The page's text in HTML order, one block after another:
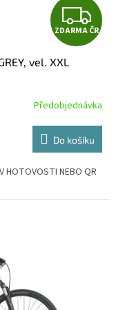
Z
D
R
M
A
ZDARMA ČR
vel. XXL
Předobjednávka
Do košíku
HOTOVOSTI NEBO QR